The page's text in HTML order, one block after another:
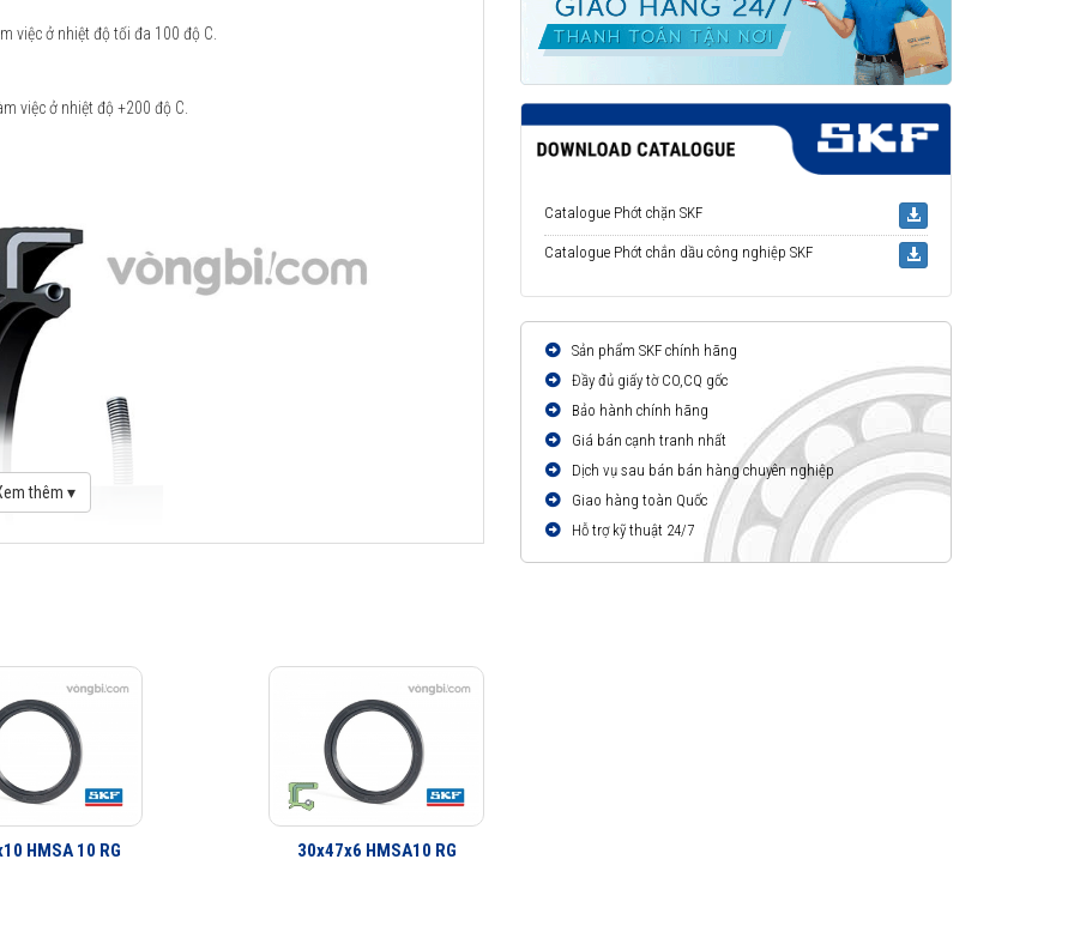
việc ở nhiệt độ tối đa 100 độ C.
việc ở nhiệt độ +200 độ C.
Phớt chặn dầu SKF
bi. Dãy sản phẩm của SKF bao gồm các loại phớt tiếp xúc với bề
thêm ▾
HMSA 10 RG 30x47x6 HMSA10 RG
Catalogue Phớt chặn SKF
Catalogue Phớt chắn dầu công nghiệp SKF
Sản phẩm SKF chính hãng
Đầy đủ giấy tờ CO,CQ gốc
Bảo hành chính hãng
Giá bán cạnh tranh nhất
Dịch vụ sau bán bán hàng chuyên nghiệp
Giao hàng toàn Quốc
Hỗ trợ kỹ thuật 24/7